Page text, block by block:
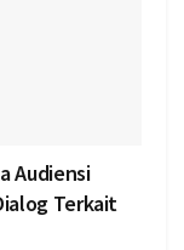
Audiensi
Terkait